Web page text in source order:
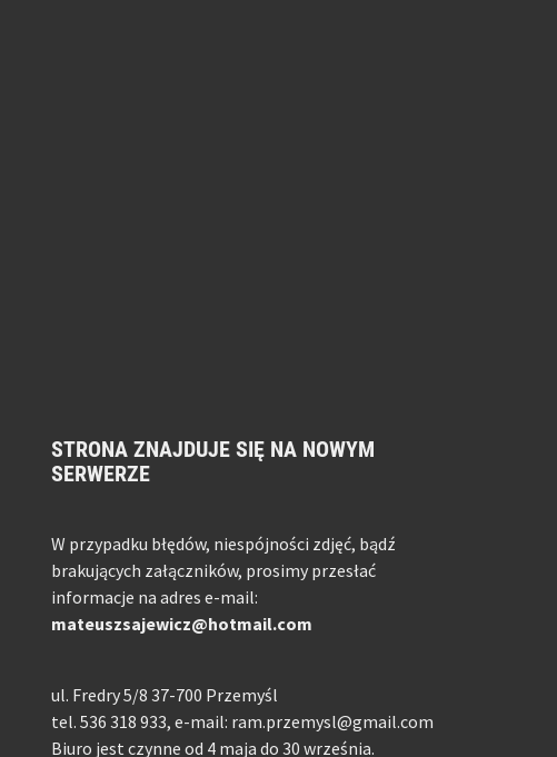
STRONA ZNAJDUJE SIĘ NA NOWYM
SERWERZE
W przypadku błędów, niespójności zdjęć, bądź
brakujących załączników, prosimy przesłać
informacje na adres e-mail:
mateuszsajewicz@hotmail.com
ul. Fredry 5/8 37-700 Przemyśl
tel. 536 318 933, e-mail: ram.przemysl@gmail.com
Biuro jest czynne od 4 maja do 30 września.